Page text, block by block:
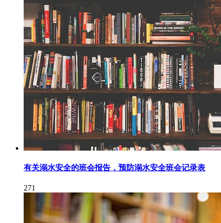
有关溺水安全的班会报告，预防溺水安全班会记录表
271